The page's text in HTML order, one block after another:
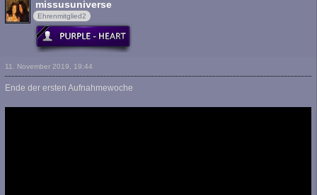
missusuniverse
Ehrenmitglied2
11. November 2019, 19:44
Ende der ersten Aufnahmewoche